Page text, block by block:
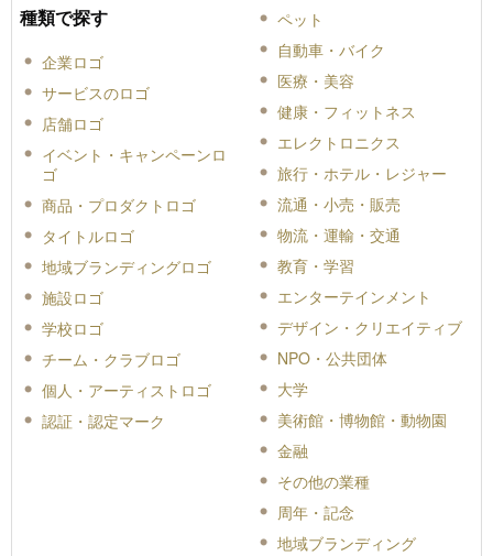
種類で探す
企業ロゴ
サービスのロゴ
店舗ロゴ
イベント・キャンペーンロ
ゴ
商品・プロダクトロゴ
タイトルロゴ
地域ブランディングロゴ
施設ロゴ
学校ロゴ
チーム・クラブロゴ
個人・アーティストロゴ
認証・認定マーク
ペット
自動車・バイク
医療・美容
健康・フィットネス
エレクトロニクス
旅行・ホテル・レジャー
流通・小売・販売
物流・運輸・交通
教育・学習
エンターテインメント
デザイン・クリエイティブ
NPO・公共団体
大学
美術館・博物館・動物園
金融
その他の業種
周年・記念
地域ブランディング